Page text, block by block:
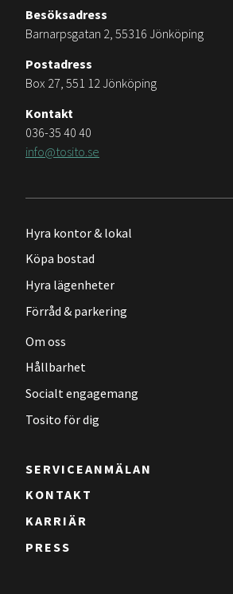
Besöksadress
Barnarpsgatan 2, 55316 Jönköping
Postadress
Box 27, 551 12 Jönköping
Kontakt
036-35 40 40
info@tosito.se
Hyra kontor & lokal
Köpa bostad
Hyra lägenheter
Förråd & parkering
Om oss
Hållbarhet
Socialt engagemang
Tosito för dig
SERVICEANMÄLAN
KONTAKT
KARRIÄR
PRESS